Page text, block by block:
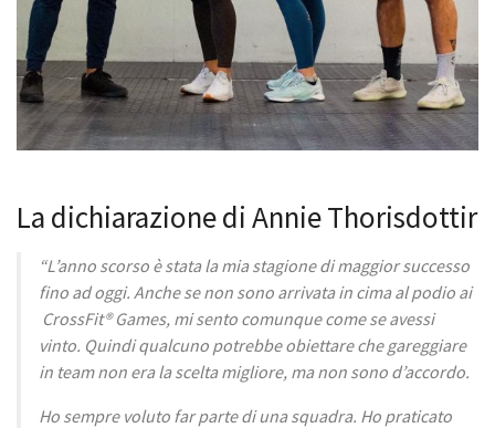
La dichiarazione di Annie Thorisdottir
“L’anno scorso è stata la mia stagione di maggior successo
fino ad oggi. Anche se non sono arrivata in cima al podio ai
CrossFit® Games, mi sento comunque come se avessi
vinto. Quindi qualcuno potrebbe obiettare che gareggiare
in team non era la scelta migliore, ma non sono d’accordo.
Ho sempre voluto far parte di una squadra. Ho praticato